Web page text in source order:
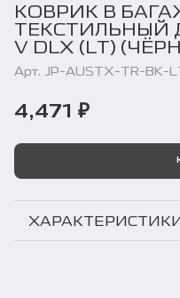
КОВРИК В
ТЕКСТИЛЬНЫЙ
V DLX (LT)
Арт. JP-AUSTX-TR-BK-
4,471 ₽